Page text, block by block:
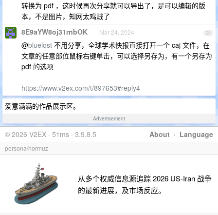
转换为 pdf ，这时候再次分享就可以导出了，是可以编辑的版
本，不是图片，知网太鸡贼了
20
8E9aYW8oj31rnbOK Mar 24, 2024
@bluelost 不用分享，全球学术快报直接打开一个 caj 文件，在
文章的任意部位鼠标右键单击，可以选择另存为，有一个另存为
pdf 的选项
https://www.v2ex.com/t/897653#reply4
爱意满满的作品展示区。
Advertisement
About · Language
© 2026 V2EX · 51ms · 3.9.8.5
persona/hormuz
从多个权威信息源追踪 2026 US-Iran 战争
的最新进展，及市场反应。